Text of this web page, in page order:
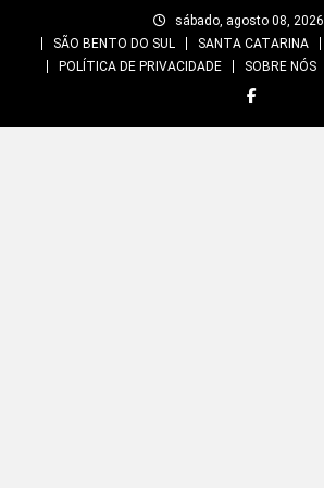
sábado, agosto 08, 2026
SÃO BENTO DO SUL
SANTA CATARINA
POLÍTICA DE PRIVACIDADE
SOBRE NÓS